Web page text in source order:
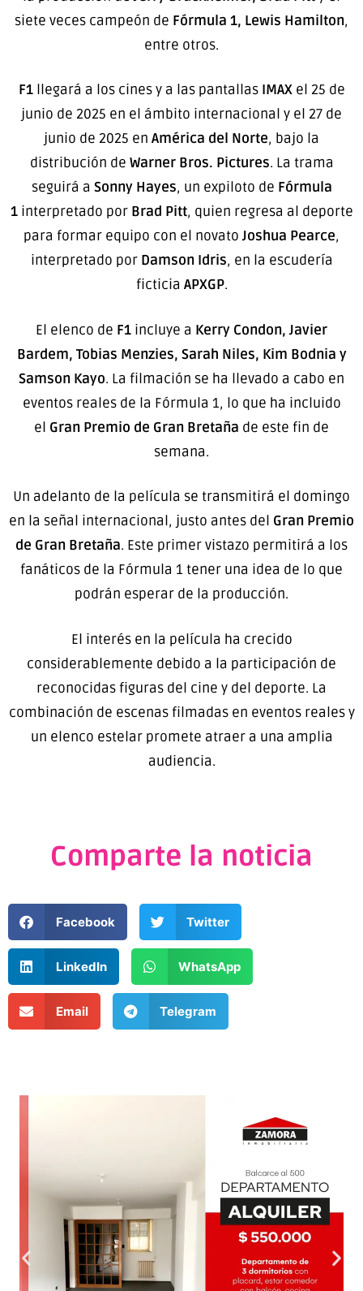
siete veces campeón de Fórmula 1, Lewis Hamilton,
entre otros.
F1 llegará a los cines y a las pantallas IMAX el 25 de
junio de 2025 en el ámbito internacional y el 27 de
junio de 2025 en América del Norte, bajo la
distribución de Warner Bros. Pictures. La trama
seguirá a Sonny Hayes, un expiloto de Fórmula
1 interpretado por Brad Pitt, quien regresa al deporte
para formar equipo con el novatoJoshua Pearce,
interpretado por Damson Idris, en la escudería
ficticia APXGP.
El elenco de F1 incluye a Kerry Condon, Javier
Bardem, Tobias Menzies, Sarah Niles, Kim Bodnia y
Samson Kayo. La filmación se ha llevado a cabo en
eventos reales de la Fórmula 1, lo que ha incluido
el Gran Premio de Gran Bretaña de este fin de
semana.
Un adelanto de la película se transmitirá el domingo
en la señal internacional, justo antes del Gran Premio
de Gran Bretaña. Este primer vistazo permitirá a los
fanáticos de la Fórmula 1 tener una idea de lo que
podrán esperar de la producción.
El interés en la película ha crecido
considerablemente debido a la participación de
reconocidas figuras del cine y del deporte. La
combinación de escenas filmadas en eventos reales y
un elenco estelar promete atraer a una amplia
audiencia.
Comparte la noticia
Facebook Twitter
LinkedIn WhatsApp
Email Telegram